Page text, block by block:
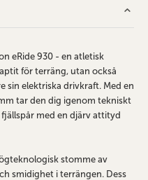
eRide 930 - en atletisk
för terräng, utan också
sin elektriska drivkraft. Med en
tar den dig igenom tekniskt
med en djärv attityd
stomme av
smidighet i terrängen. Dess